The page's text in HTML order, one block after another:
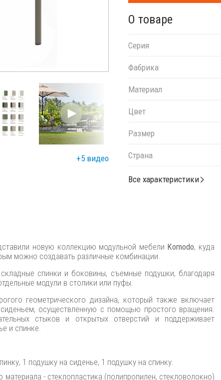
+5 видео
О товаре
Серия
Фабрика
Материал
Цвет
Размер
Страна
Все характеристики
новую коллекцию модульной мебели Komodo, куда
можно создавать различные комбинации.
спинки и боковины, съемные подушки, благодаря
модули в столики или пуфы.
геометрического дизайна, который также включает
осуществленную с помощью простого вращения.
стыков и открытых отверстий и поддерживает
и спинке.
1 подушку на сиденье, 1 подушку на спинку.
- стеклопластика (полипропилен, стекловолокно)